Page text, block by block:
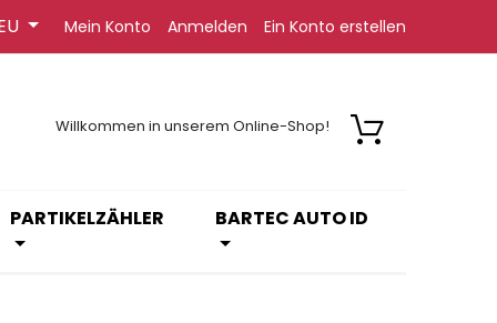
Mein Konto Anmelden Ein Konto erstellen
Willkommen in unserem Online-Shop!
PARTIKELZÄHLER BARTEC AUTO ID